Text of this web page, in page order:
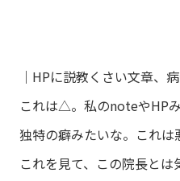
｜HPに説教くさい文章、
これは△。私のnoteやHPみ
独特の癖みたいな。これ
これを見て、この院長とは